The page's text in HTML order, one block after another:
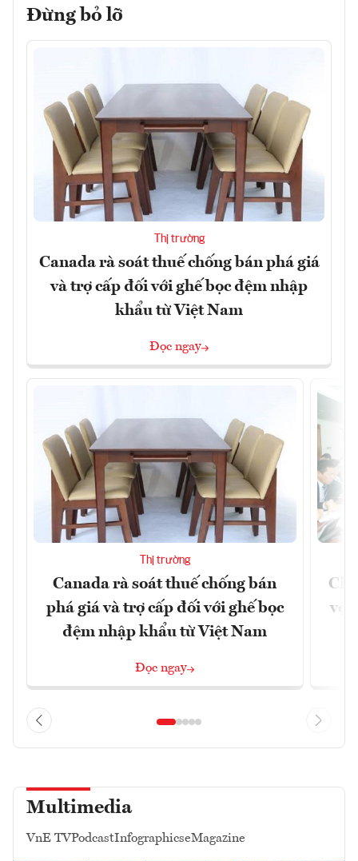
Đừng bỏ lỡ
Thị trường
Canada rà soát thuế chống bán phá giá
và trợ cấp đối với ghế bọc đệm nhập
khẩu từ Việt Nam
Đọc ngay
Thị trường
Canada rà soát thuế chống bán
phá giá và trợ cấp đối với ghế bọc
đệm nhập khẩu từ Việt Nam
Đọc ngay
vệ
Multimedia
VnE TVPodcastInfographicseMagazine